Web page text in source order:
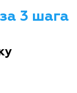
за 3 шага